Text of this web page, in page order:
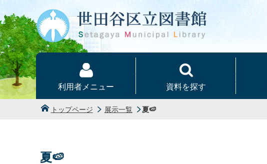
本文へ
利用者メニュー 資料を探す
トップページ 展示一覧 夏🍉
夏🍉